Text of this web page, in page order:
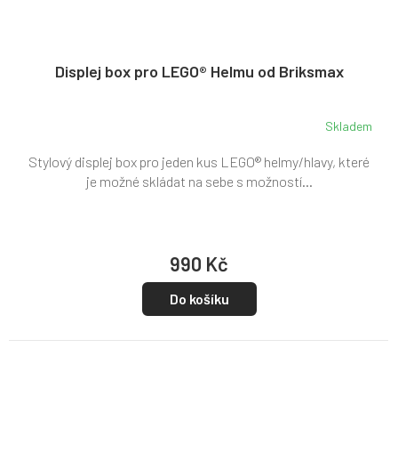
Displej box pro LEGO® Helmu od Briksmax
Skladem
990 Kč
Do košíku
Stylový displej box pro jeden kus LEGO® helmy/hlavy, které
je možné skládat na sebe s možností...